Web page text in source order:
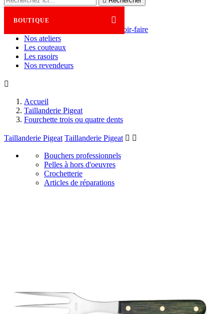

BOUTIQUE
Savoir-faire
Nos ateliers
Les couteaux
Les rasoirs
Nos revendeurs

Accueil
Taillanderie Pigeat
Fourchette trois ou quatre dents
Taillanderie Pigeat Taillanderie Pigeat  
Bouchers professionnels
Pelles à hors d'oeuvres
Crochetterie
Articles de réparations